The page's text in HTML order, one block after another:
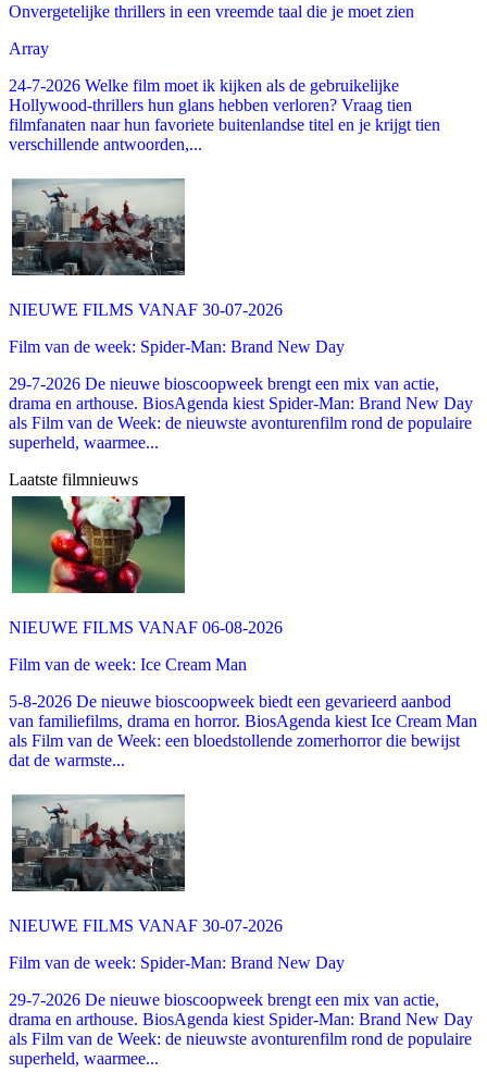
Onvergetelijke thrillers in een vreemde taal die je moet zien
Array
24-7-2026 Welke film moet ik kijken als de gebruikelijke
Hollywood-thrillers hun glans hebben verloren? Vraag tien
filmfanaten naar hun favoriete buitenlandse titel en je krijgt tien
verschillende antwoorden,...
NIEUWE FILMS VANAF 30-07-2026
Film van de week: Spider-Man: Brand New Day
29-7-2026 De nieuwe bioscoopweek brengt een mix van actie,
drama en arthouse. BiosAgenda kiest Spider-Man: Brand New Day
als Film van de Week: de nieuwste avonturenfilm rond de populaire
superheld, waarmee...
Laatste filmnieuws
NIEUWE FILMS VANAF 06-08-2026
Film van de week: Ice Cream Man
5-8-2026 De nieuwe bioscoopweek biedt een gevarieerd aanbod
van familiefilms, drama en horror. BiosAgenda kiest Ice Cream Man
als Film van de Week: een bloedstollende zomerhorror die bewijst
dat de warmste...
NIEUWE FILMS VANAF 30-07-2026
Film van de week: Spider-Man: Brand New Day
29-7-2026 De nieuwe bioscoopweek brengt een mix van actie,
drama en arthouse. BiosAgenda kiest Spider-Man: Brand New Day
als Film van de Week: de nieuwste avonturenfilm rond de populaire
superheld, waarmee...